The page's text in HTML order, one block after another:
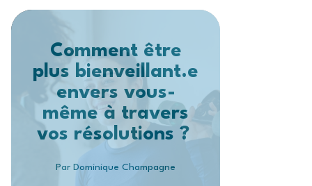
Comment être
plus bienveillant.e
envers vous-
même à travers
vos résolutions ?
Par Dominique Champagne